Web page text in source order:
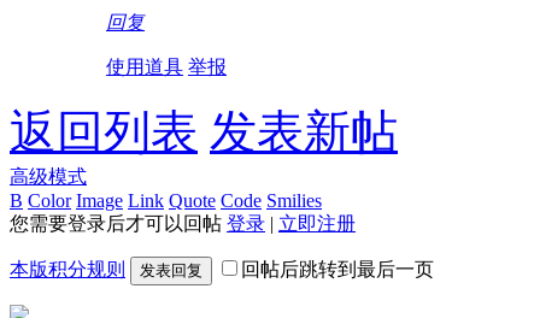
回复
使用道具 举报
返回列表 发表新帖
高级模式
B Color Image Link Quote Code Smilies
您需要登录后才可以回帖 登录 | 立即注册
本版积分规则 发表回复 回帖后跳转到最后一页